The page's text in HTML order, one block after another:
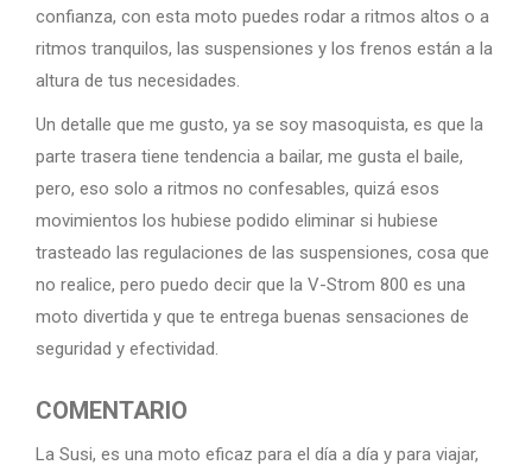
confianza, con esta moto puedes rodar a ritmos altos o a
ritmos tranquilos, las suspensiones y los frenos están a la
altura de tus necesidades.
Un detalle que me gusto, ya se soy masoquista, es que la
parte trasera tiene tendencia a bailar, me gusta el baile,
pero, eso solo a ritmos no confesables, quizá esos
movimientos los hubiese podido eliminar si hubiese
trasteado las regulaciones de las suspensiones, cosa que
no realice, pero puedo decir que la V-Strom 800 es una
moto divertida y que te entrega buenas sensaciones de
seguridad y efectividad.
COMENTARIO
La Susi, es una moto eficaz para el día a día y para viajar,